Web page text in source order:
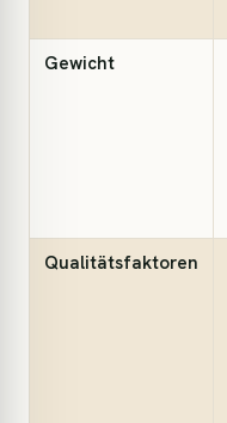
Gewicht
Qualitätsfaktoren